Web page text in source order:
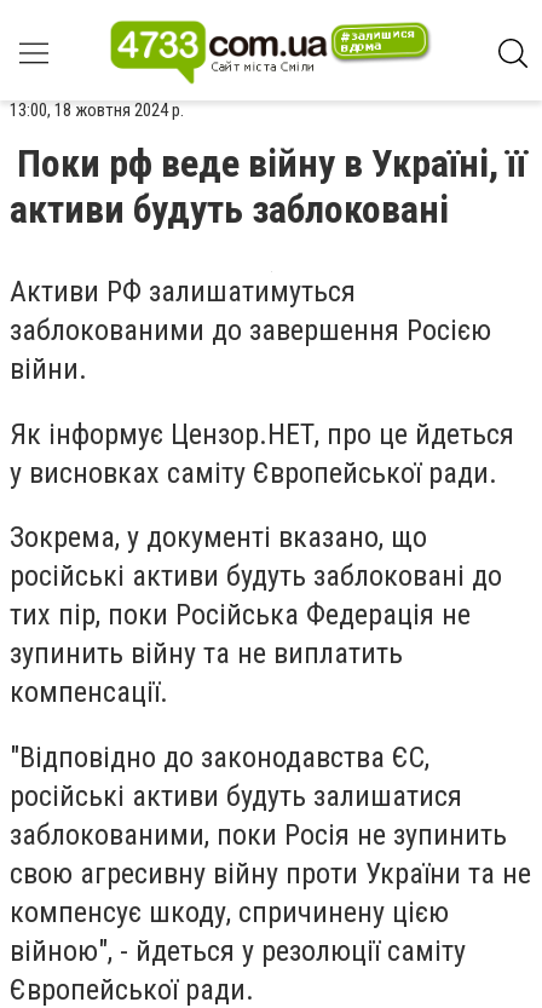
13:00, 18 жовтня 2024 р.
Поки рф веде війну в Україні, її
активи будуть заблоковані
Активи РФ залишатимуться
заблокованими до завершення Росією
війни.
Як інформує Цензор.НЕТ, про це йдеться
у висновках саміту Європейської ради.
Зокрема, у документі вказано, що
російські активи будуть заблоковані до
тих пір, поки Російська Федерація не
зупинить війну та не виплатить
компенсації.
"Відповідно до законодавства ЄС,
російські активи будуть залишатися
заблокованими, поки Росія не зупинить
свою агресивну війну проти України та не
компенсує шкоду, спричинену цією
війною", - йдеться у резолюції саміту
Європейської ради.